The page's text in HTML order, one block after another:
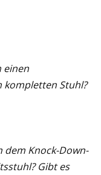
einen
kompletten Stuhl?
dem Knock-Down-
Gibt es